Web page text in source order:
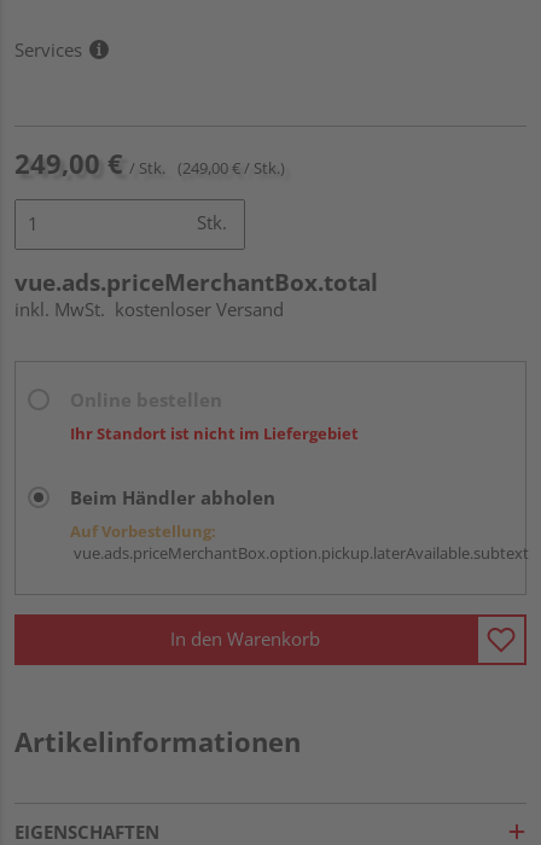
Services
249,00 € / Stk. (249,00 € / Stk.)
Stk.
vue.ads.priceMerchantBox.total
inkl. MwSt. kostenloser Versand
Ihr Standort ist nicht im Liefergebiet
Beim Händler abholen
Auf Vorbestellung:
vue.ads.priceMerchantBox.option.pickup.laterAvailable.subtext
In den Warenkorb
Artikelinformationen
EIGENSCHAFTEN